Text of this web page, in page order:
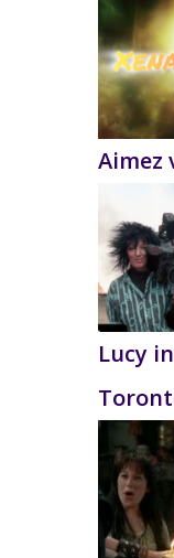
Aimez
Lucy